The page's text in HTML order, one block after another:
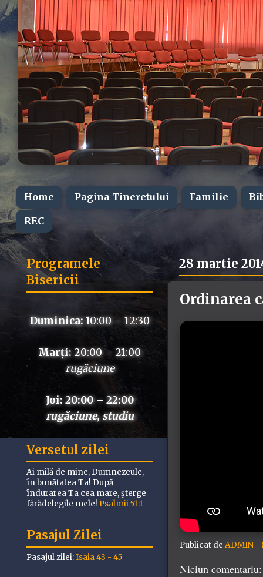
Home Pagina Tineretului Familie
REC
28 martie
Ordinarea
Publicat de ADMIN -
Niciun comentariu:
Programele
Bisericii
Duminica: 10:00 – 12:30
Marți:20:00 – 21:00
rugăciune
Joi: 20:00 – 22:00
rugăciune, studiu
Versetul zilei
Ai milă de mine, Dumnezeule,
în bunătatea Ta! După
îndurarea Ta cea mare, şterge
fărădelegile mele! Psalmii 51:1
Pasajul Zilei
Pasajul zilei:Isaia 43 - 45